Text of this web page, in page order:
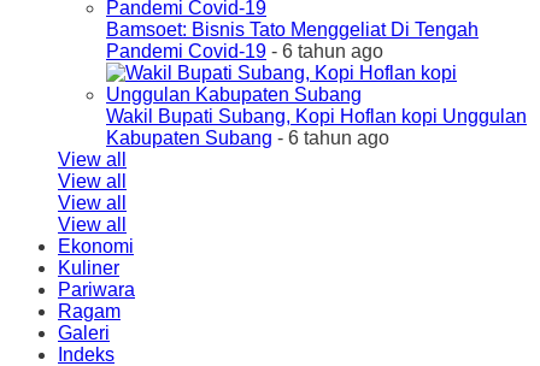
Bamsoet: Bisnis Tato Menggeliat Di Tengah
Pandemi Covid-19 - 6 tahun ago
Wakil Bupati Subang, Kopi Hoflan kopi Unggulan
Kabupaten Subang - 6 tahun ago
View all
View all
View all
View all
Ekonomi
Kuliner
Pariwara
Ragam
Galeri
Indeks